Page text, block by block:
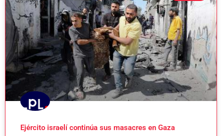
Ejército israelí continúa sus masacres en Gaza